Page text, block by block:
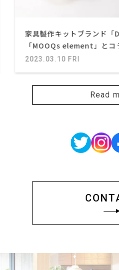
家具製作キットブランド
「MOOQs element」とコ
2023.03.10 FRI
Read